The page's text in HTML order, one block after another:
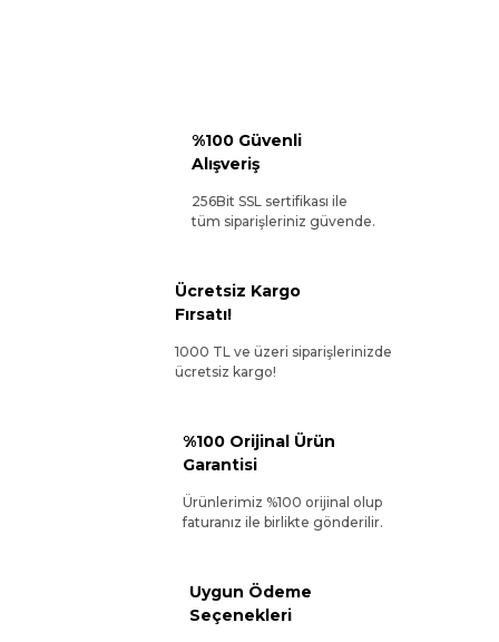
%100 Güvenli
Alışveriş
256Bit SSL sertifikası ile
tüm siparişleriniz güvende.
Ücretsiz Kargo
Fırsatı!
1000 TL ve üzeri siparişlerinizde
ücretsiz kargo!
%100 Orijinal Ürün
Garantisi
Ürünlerimiz %100 orijinal olup
faturanız ile birlikte gönderilir.
Uygun Ödeme
Seçenekleri